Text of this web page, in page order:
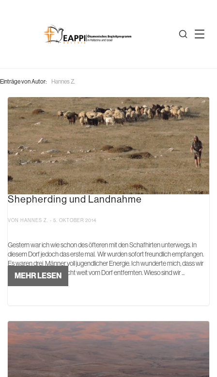
Einträge von Autor: Hannes Z.
Shepherding und Landnahme
VON HANNES Z. - 5. OKTOBER 2014
Gestern war ich wie schon des öfteren mit den Schafhirten unterwegs. In
diesem Dorf jedoch das erste mal. Wir wurden sofort freundlich empfangen.
Es waren drei Männer voll jugendlicher Energie. Ich wunderte mich, dass wir
uns mit den Schafen nicht weit vom Dorf entfernten. Wieso sind wir ...
MEHR LESEN